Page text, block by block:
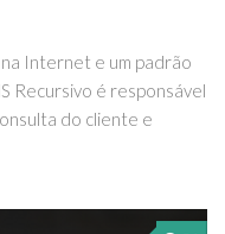
Internet e um padrão
Recursivo é responsável
do cliente e